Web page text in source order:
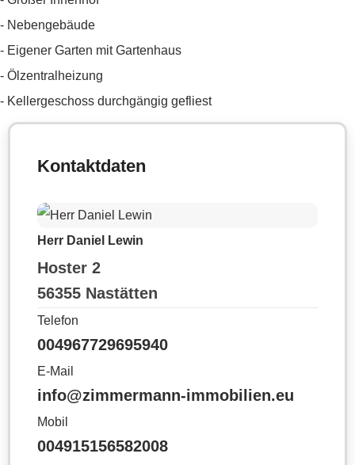
- Nebengebäude
- Eigener Garten mit Gartenhaus
- Ölzentralheizung
- Kellergeschoss durchgängig gefliest
Kontaktdaten
Herr Daniel Lewin
Hoster 2
56355 Nastätten
Telefon
004967729695940
E-Mail
info@zimmermann-immobilien.eu
Mobil
004915156582008